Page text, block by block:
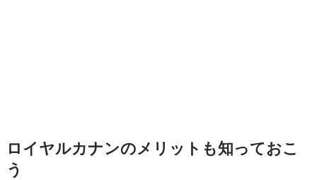
ロイヤルカナンのメリットも知っておこ
う